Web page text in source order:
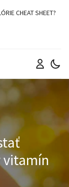
CHEAT SHEET?
vitamín